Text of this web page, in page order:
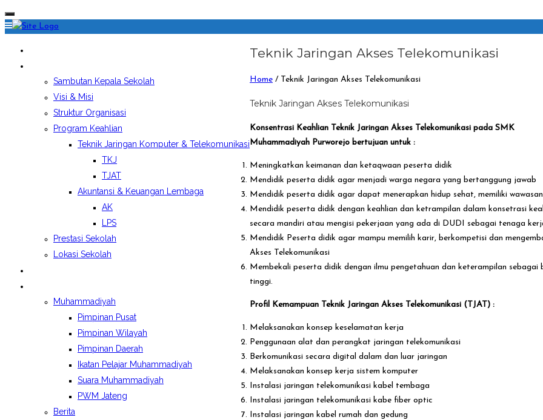
Sambutan Kepala Sekolah
Visi & Misi
Struktur Organisasi
Program Keahlian
Teknik Jaringan Komputer & Telekomunikasi
TKJ
TJAT
Akuntansi & Keuangan Lembaga
AK
LPS
Prestasi Sekolah
Lokasi Sekolah
Muhammadiyah
Pimpinan Pusat
Pimpinan Wilayah
Pimpinan Daerah
Ikatan Pelajar Muhammadiyah
Suara Muhammadiyah
PWM Jateng
Berita
Teknik Jaringan Akses Telekomunikasi
Home / Teknik Jaringan Akses Telekomunikasi
Teknik Jaringan Akses Telekomunikasi
Konsentrasi Keahlian Teknik Jaringan Akses Telekomunikasi pada SMK
Muhammadiyah Purworejo bertujuan untuk :
Meningkatkan keimanan dan ketaqwaan peserta didik
Mendidik peserta didik agar menjadi warga negara yang bertanggung jawab
Mendidik peserta didik agar dapat menerapkan hidup sehat, memiliki
Mendidik peserta didik dengan keahlian dan ketrampilan dalam konsetrasi
secara mandiri atau mengisi pekerjaan yang ada di DUDI sebagai tenaga
Mendidik Peserta didik agar mampu memilih karir, berkompetisi dan
Akses Telekomunikasi
Membekali peserta didik dengan ilmu pengetahuan dan keterampilan
tinggi.
Profil Kemampuan Teknik Jaringan Akses Telekomunikasi (TJAT) :
Melaksanakan konsep keselamatan kerja
Penggunaan alat dan perangkat jaringan telekomunikasi
Berkomunikasi secara digital dalam dan luar jaringan
Melaksanakan konsep kerja sistem komputer
Instalasi jaringan telekomunikasi kabel tembaga
Instalasi jaringan telekomunikasi kabe fiber optic
Instalasi jaringan kabel rumah dan gedung